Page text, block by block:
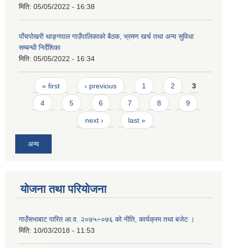
मिति: 05/05/2022 - 16:38
पाँचपोखरी थाङ्गपाल गाउँपालिकाको बैठक, भ्रमण खर्च तथा अन्य सुविधा
सम्बन्धी निर्देशिका
मिति: 05/05/2022 - 16:34
Pages
« first ‹ previous 1 2 3
4 5 6 7 8 9
next › last »
अन्य
योजना तथा परियोजना
गाउँसभाबाट पारित आ.व. २०७५÷०७६ को नीति, कार्यक्रम तथा बजेट ।
मिति: 10/03/2018 - 11:53